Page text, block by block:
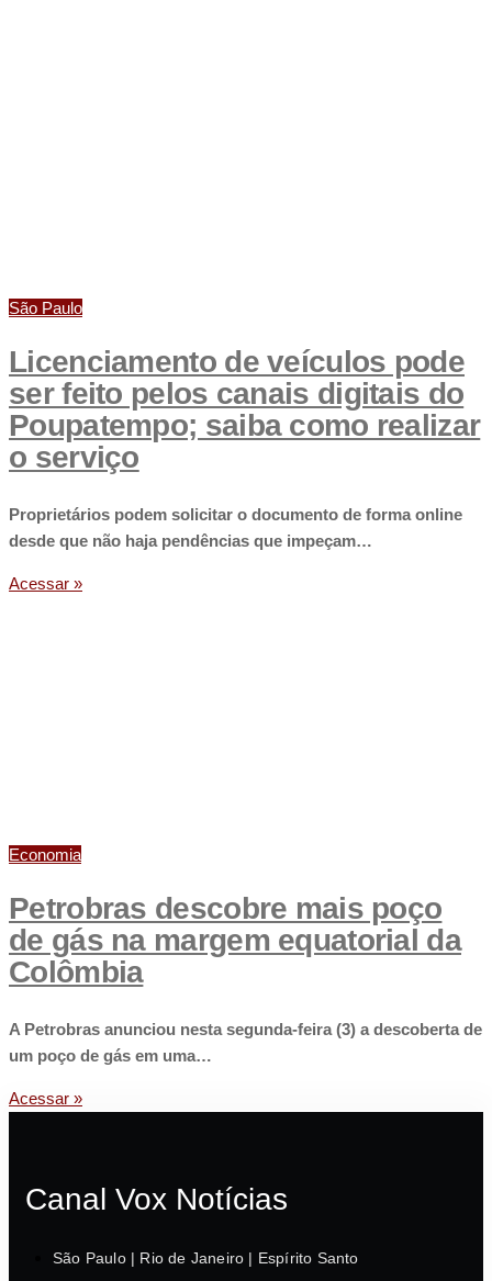
São Paulo
Licenciamento de veículos pode
ser feito pelos canais digitais do
Poupatempo; saiba como realizar
o serviço
Proprietários podem solicitar o documento de forma online
desde que não haja pendências que impeçam…
Acessar »
Economia
Petrobras descobre mais poço
de gás na margem equatorial da
Colômbia
A Petrobras anunciou nesta segunda-feira (3) a descoberta de
um poço de gás em uma…
Acessar »
Canal Vox Notícias
São Paulo | Rio de Janeiro | Espírito Santo